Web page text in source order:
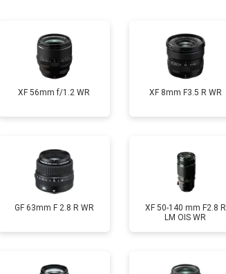
XF 56mm f/1.2 WR XF 8mm F3.5 R WR
GF 63mm F 2.8 R WR
XF 50-140 mm F2.8 R
LM OIS WR